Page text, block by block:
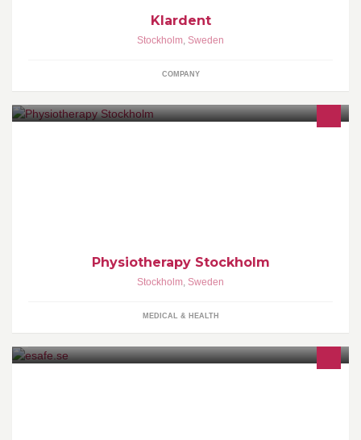
Klardent
Stockholm, Sweden
COMPANY
Physiotherapy Stockholm
Stockholm, Sweden
MEDICAL & HEALTH